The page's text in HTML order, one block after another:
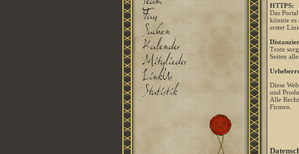
HTTPS:
Das
könnte es
erster
Trotz
Seiten
Diese
und
Alle
Firmen.